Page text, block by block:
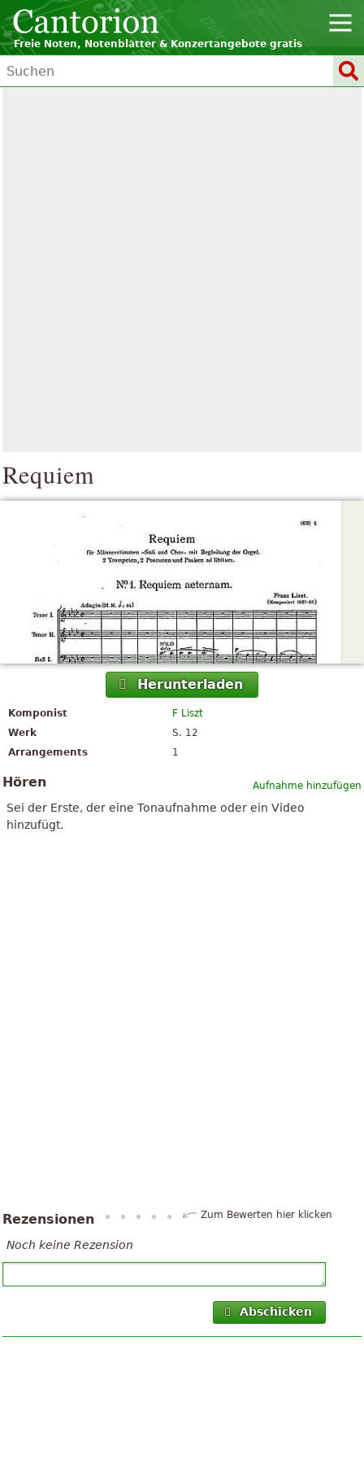
Freie Noten, Notenblätter & Konzertangebote gratis
Requiem
Herunterladen
Komponist
F Liszt
Werk
S. 12
Arrangements
1
Aufnahme hinzufügen
Hören
Sei der Erste, der eine Tonaufnahme oder ein Video
hinzufügt.
Rezensionen Zum Bewerten hier klicken
Noch keine Rezension
Abschicken